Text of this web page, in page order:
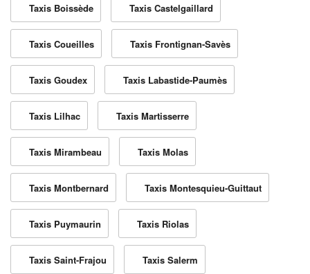
Taxis Boissède Taxis Castelgaillard
Taxis Coueilles Taxis Frontignan-Savès
Taxis Goudex Taxis Labastide-Paumès
Taxis Lilhac Taxis Martisserre
Taxis Mirambeau Taxis Molas
Taxis Montbernard Taxis Montesquieu-Guittaut
Taxis Puymaurin Taxis Riolas
Taxis Saint-Frajou Taxis Salerm